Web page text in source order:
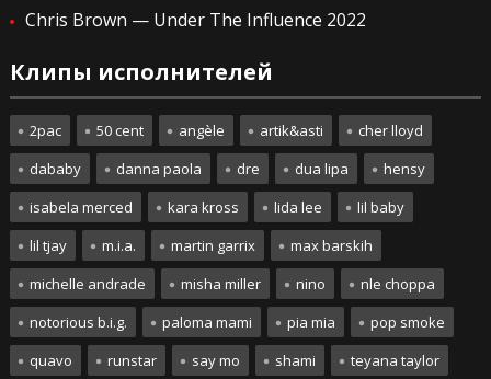
Chris Brown — Under The Influence 2022
Клипы исполнителей
2pac 50 cent angèle artik&asti
cher lloyd
dababy
danna paola dre dua lipa
hensy
isabela merced
kara kross lida lee
lil baby
lil tjay
m.i.a. martin garrix
max barskih
michelle andrade
misha miller nino
nle choppa
notorious b.i.g.
paloma mami pia mia
pop smoke
quavo
runstar say mo shami teyana taylor